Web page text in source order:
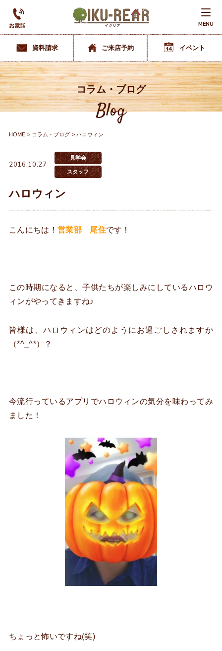
MENU
資料請求 ご来店予約 イベント
コラム・ブログ
Blog
HOME コラム・ブログ ハロウィン
2016.10.27
見学会
スタッフ
ハロウィン
こんにちは！ 営業部 尾住です！
この時期になると、子供たちが楽しみにしているハロウ
ィンがやってきますね♪
皆様は、ハロウィンはどのようにお過ごしされますか
（*^_^*）？
今流行っているアプリでハロウィンの気分を味わってみ
ました！
ちょっと怖いですね(笑)